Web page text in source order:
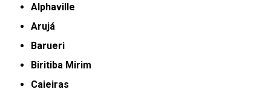
Alphaville
Arujá
Barueri
Biritiba Mirim
Caieiras